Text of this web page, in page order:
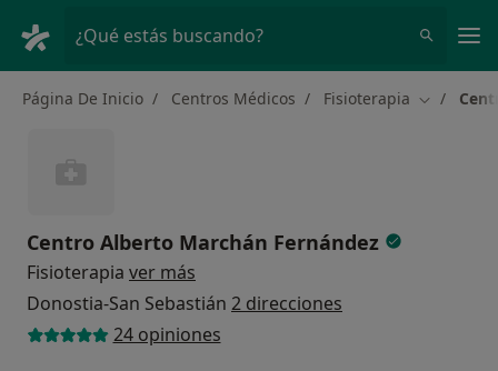
¿Qué estás buscando?
Página De Inicio Centros Médicos Fisioterapia Cambiar
Centro Alberto Marchán Fernández
Fisioterapia ver más
Donostia-San Sebastián 2 direcciones
24 opiniones